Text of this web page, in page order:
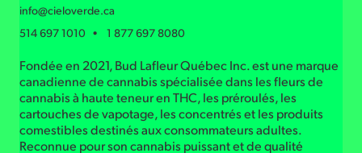
info@cieloverde.ca
514 697 1010 • 1 877 697 8080
Fondée en 2021, Bud Lafleur Québec Inc. est une marque
canadienne de cannabis spécialisée dans les fleurs de
cannabis à haute teneur en THC, les préroulés, les
cartouches de vapotage, les concentrés et les produits
comestibles destinés aux consommateurs adultes.
Reconnue pour son cannabis puissant et de qualité